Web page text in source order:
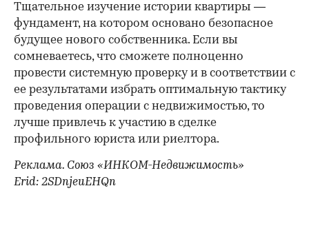
Тщательное изучение истории квартиры —
фундамент, на котором основано безопасное
будущее нового собственника. Если вы
сомневаетесь, что сможете полноценно
провести системную проверку и в соответствии с
ее результатами избрать оптимальную тактику
проведения операции с недвижимостью, то
лучше привлечь к участию в сделке
профильного юриста или риелтора.
Реклама. Союз «ИНКОМ-Недвижимость»
Erid: 2SDnjeuEHQn